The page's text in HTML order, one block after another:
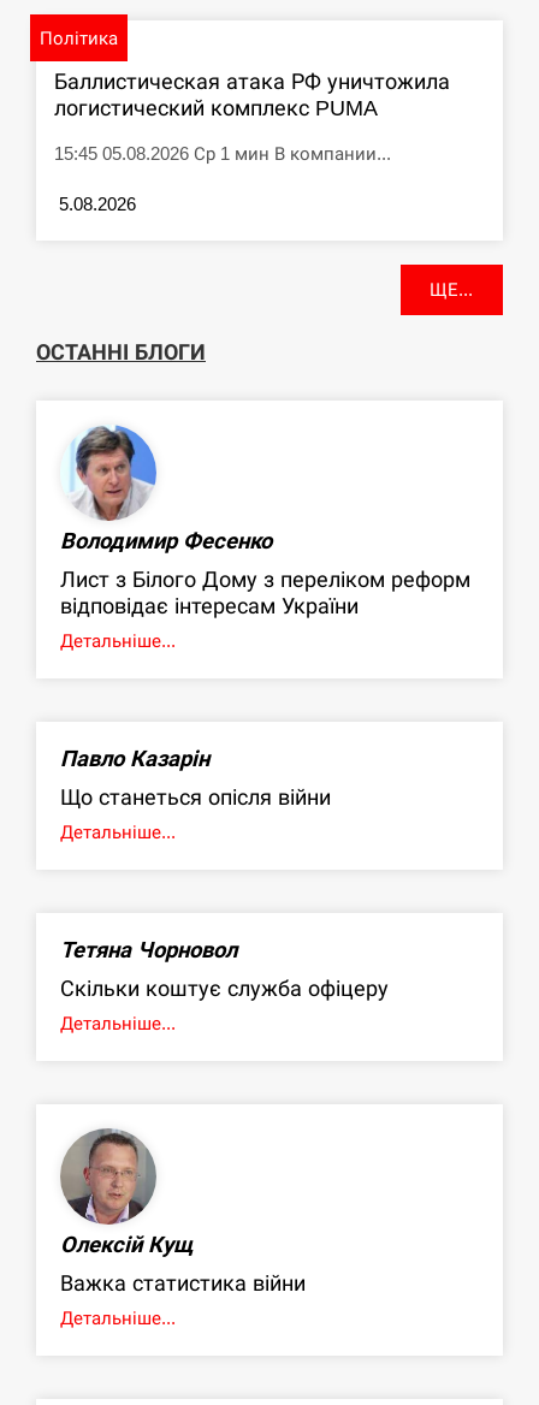
Політика
Баллистическая атака РФ уничтожила
логистический комплекс PUMA
15:45 05.08.2026 Ср 1 мин В компании...
5.08.2026
ЩЕ...
ОСТАННІ БЛОГИ
Володимир Фесенко
Лист з Білого Дому з переліком реформ
відповідає інтересам України
Детальніше...
Павло Казарін
Що станеться опісля війни
Детальніше...
Тетяна Чорновол
Скільки коштує служба офіцеру
Детальніше...
Олексій Кущ
Важка статистика війни
Детальніше...